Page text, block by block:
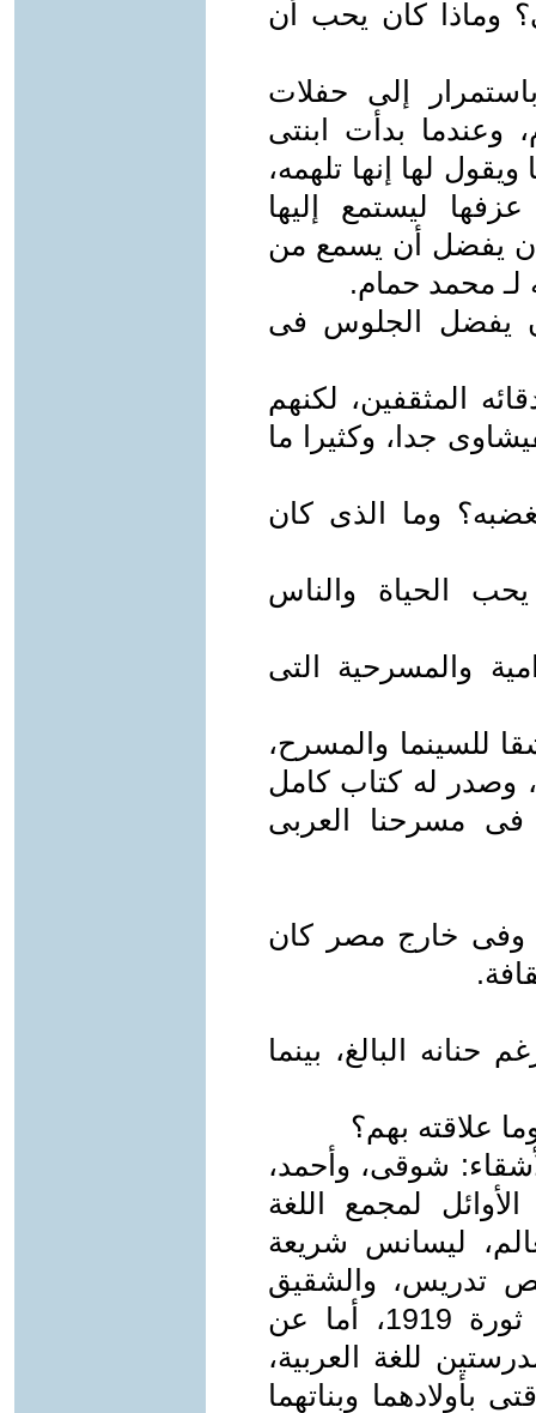
وماذا كان يحب أن
إلى حفلات
وعندما بدأت ابنتى
لها إنها تلهمه،
ليستمع إليها
يفضل أن يسمع من
لـ محمد حمام.
يفضل الجلوس فى
المثقفين، لكنهم
جدا، وكثيرا ما
وما الذى كان
الحياة والناس
والمسرحية التى
للسينما والمسرح،
وصدر له كتاب كامل
فى مسرحنا العربى
وفى خارج مصر كان
البالغ، بينما
علاقته بهم؟
شوقى، وأحمد،
لمجمع اللغة
ليسانس شريعة
تدريس، والشقيق
الثالث مات شهيدا خلال مظاهرات ثورة 1919، أما عن
للغة العربية،
بأولادهما وبناتهما